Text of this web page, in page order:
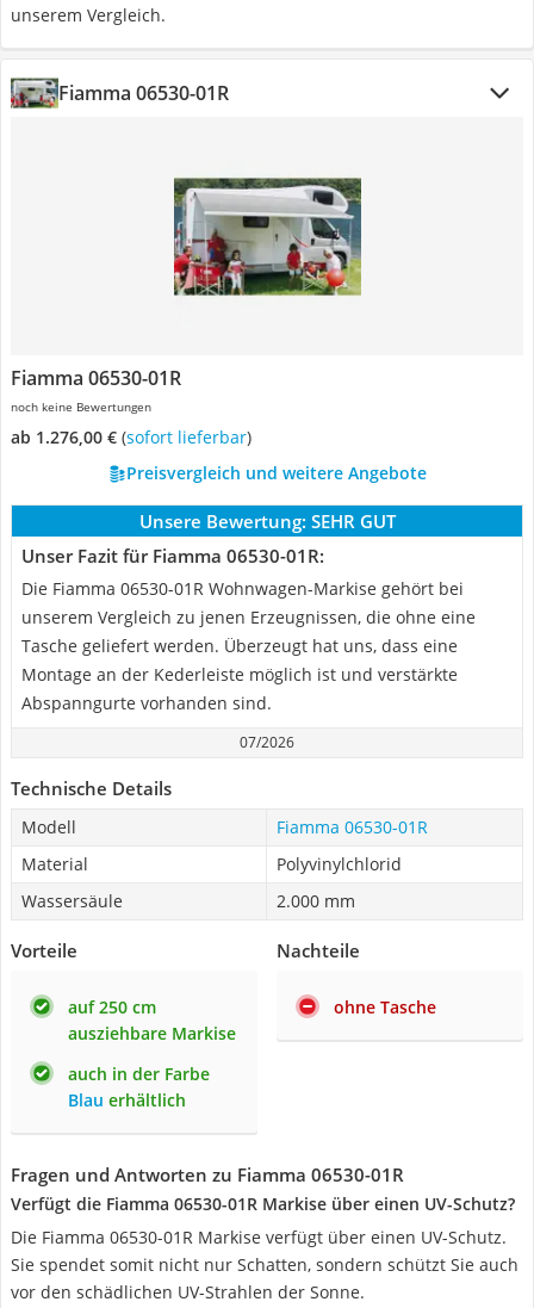
unserem Vergleich.
Fiamma 06530-01R
Fiamma 06530-01R
noch keine Bewertungen
ab 1.276,00 € ( Sofort lieferbar)
Preisvergleich und weitere Angebote
Unsere Bewertung: SEHR GUT
Unser Fazit für Fiamma 06530-01R:
Die Fiamma 06530-01R Wohnwagen-Markise gehört bei
unserem Vergleich zu jenen Erzeugnissen, die ohne eine
Tasche geliefert werden. Überzeugt hat uns, dass eine
Montage an der Kederleiste möglich ist und verstärkte
Abspanngurte vorhanden sind.
07/2026
Technische Details
Modell
Fiamma 06530-01R
Material
Polyvinylchlorid
Wassersäule
2.000 mm
Vorteile
auf 250 cm
ausziehbare Markise
auch in der Farbe
Blau erhältlich
Nachteile
ohne Tasche
Fragen und Antworten zu Fiamma 06530-01R
Verfügt die Fiamma 06530-01R Markise über einen UV-Schutz?
Die Fiamma 06530-01R Markise verfügt über einen UV-Schutz.
Sie spendet somit nicht nur Schatten, sondern schützt Sie auch
vor den schädlichen UV-Strahlen der Sonne.